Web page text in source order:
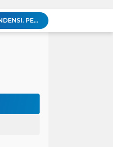
KABAG OPS POLRES TOBA DI NILAI KEHILANGAN INDEPENDENSI. PENGAMANAN PENEMBOKAN TANAH DI LAGUBOTI DAPAT SOROTAN.
BREAKING NEWS: Polsek Gunung Malela Gerebek Lokalisasi Bukit Maraja, Dua Perempuan Menangis Saat Diciduk Bersama Sabu
‎Wakil Bupati Audiensi dengan Wamenaker RI, Dorong Penguatan SDM dan Perlindungan Pekerja di Tanjung Jabung Barat ‎ ‎